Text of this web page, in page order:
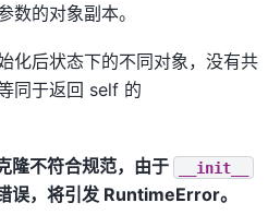
数的对象副本。
化后状态下的不同对象，没有共
同于返回 self 的
隆不符合规范，由于 __init__
误，将引发 RuntimeError。